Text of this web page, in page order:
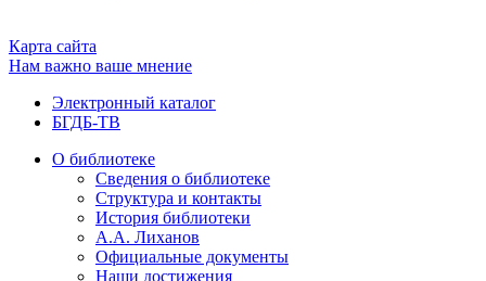
Карта сайта
Нам важно ваше мнение
Электронный каталог
БГДБ-ТВ
О библиотеке
Сведения о библиотеке
Структура и контакты
История библиотеки
А.А. Лиханов
Официальные документы
Наши достижения